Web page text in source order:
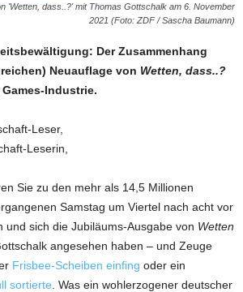
'Wetten, dass..?' mit Thomas Gottschalk am 6. November
2021 (Foto: ZDF / Sascha Baumann)
Der Zusammenhang
Neuauflage von Wetten, dass..?
Industrie.
Leser,
Leserin,
Sie zu den mehr als 14,5 Millionen
Samstag um Viertel nach acht vor
und sich die Jubiläums-Ausgabe von Wetten
angesehen haben – und Zeuge
Frisbee-Scheiben einfing oder ein
sortierte . Was ein wohlerzogener deutscher